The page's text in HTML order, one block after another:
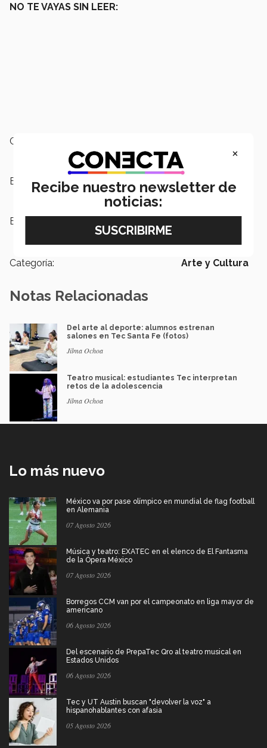
NO TE VAYAS SIN LEER:
Campus:
Escuelas: Arquitectura, Arte y Diseño
Etiquetas:
Categoría: Arte y Cultura
Notas Relacionadas
Del arte al deporte: alumnos estrenan
salones en Tec Santa Fe (fotos)
Jilma Ochoa
Teatro musical: estudiantes Tec interpretan
retos de la adolescencia
Jilma Ochoa
Lo más nuevo
México va por pase olímpico en mundial de flag football
en Alemania
07 Agosto 2026
Música y teatro: EXATEC en el elenco de El Fantasma
de la Ópera México
07 Agosto 2026
Borregos CCM van por el campeonato en liga mayor de
americano
06 Agosto 2026
Del escenario de PrepaTec Qro al teatro musical en
Estados Unidos
06 Agosto 2026
Tec y UT Austin buscan "devolver la voz" a
hispanohablantes con afasia
05 Agosto 2026
×
Recibe nuestro newsletter de
noticias: